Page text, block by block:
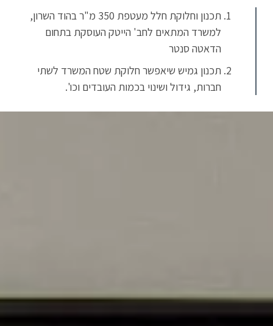
תכנון וחלוקת חלל מעטפת 350 מ"ר בהוד השרון,
למשרד המתאים לחב' הייטק העוסקת בתחום
הדאטה סנטר
תכנון גמיש שיאפשר חלוקת שטח המשרד לשתי
חברות, גידול ושינוי בכמות העובדים וכו'.